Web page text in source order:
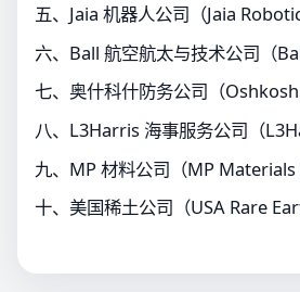
五、Jaia 机器人公司（Jaia
六、Ball 航空航太与技术公司（
七、奥什科什防务公司（Oshkosh
八、L3Harris 海事服务公司（
九、MP 材料公司（MP Materials
十、美国稀土公司（USA Rare